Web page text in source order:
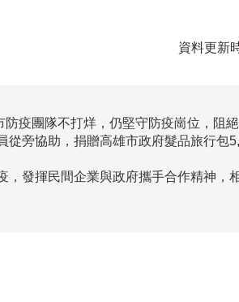
資料更新
疫團隊不打烊，仍堅守防疫崗位，阻
旁協助，捐贈高雄市政府髮品旅行包
發揮民間企業與政府攜手合作精神，